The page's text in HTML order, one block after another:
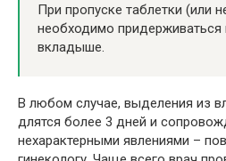
При пропуске таблетки (или
необходимо придерживаться
вкладыше.
В любом случае, выделения из
длятся более 3 дней и
нехарактерными явлениями –